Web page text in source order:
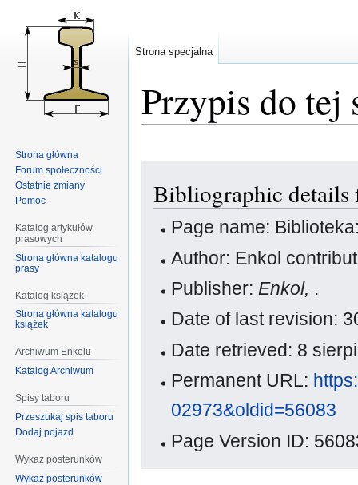
Przypis do tej
nawigacji
wyszukiwania
Bibliographic
Page name:
Author: Enkol
Publisher: Enkol, .
Date of last revision:
Date retrieved: 8
Permanent URL:
02973&oldid=56083
Page Version ID:
Strona specjalna
Strona główna
Forum społeczności
Ostatnie zmiany
Pomoc
Katalog artykułów
prasowych
Strona główna katalogu
prasy
Katalog książek
Strona główna katalogu
książek
Archiwum Enkolu
Katalog Archiwum
Spisy taboru
Przeszukaj spis taboru
Dodaj pojazd
Wykaz posterunków
Wykaz posterunków